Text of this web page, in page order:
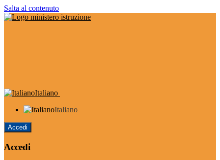
Salta al contenuto
Italiano
Italiano
Accedi
Accedi